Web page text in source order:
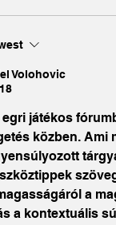
Volohovic
egri játékos
közben. Ami
a
a kontextuális